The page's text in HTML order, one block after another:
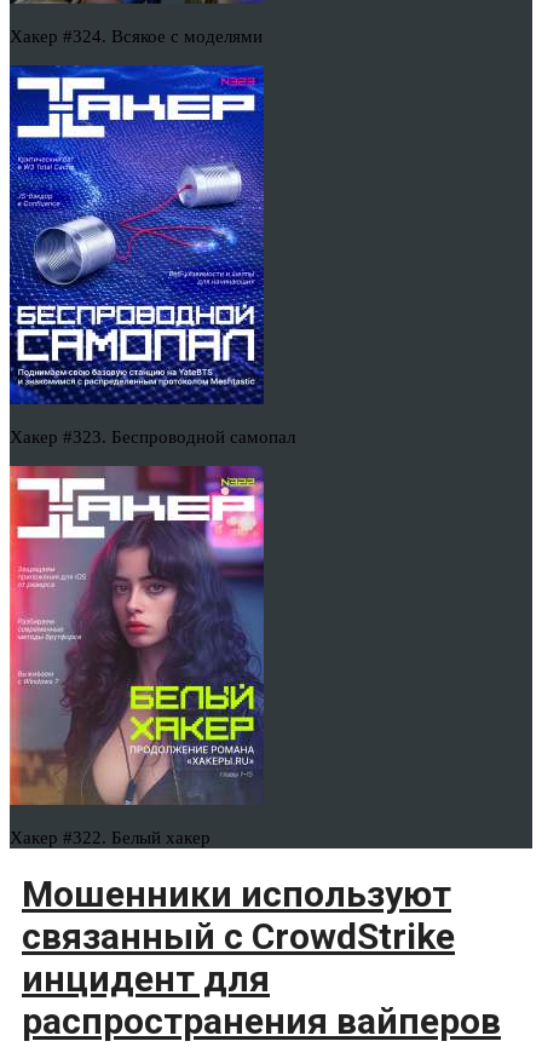
Хакер #324. Всякое с моделями
Хакер #323. Беспроводной самопал
Хакер #322. Белый хакер
Мошенники используют
связанный с CrowdStrike
инцидент для
распространения вайперов